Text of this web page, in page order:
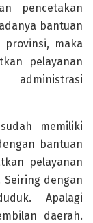
pencetakan
bantuan
maka
pelayanan
memiliki
bantuan
pelayanan
Seiring dengan
Apalagi
daerah.